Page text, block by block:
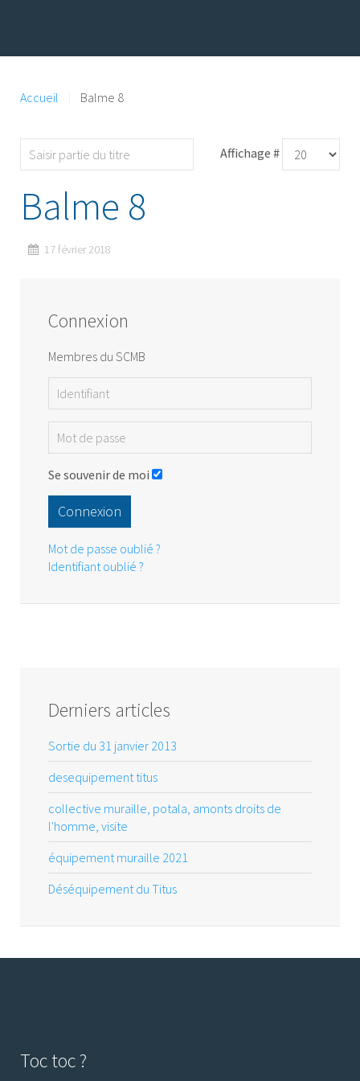
Accueil Balme 8
Affichage #
Balme 8
17 février 2018
Connexion
Membres du SCMB
Se souvenir de moi
Connexion
Mot de passe oublié ?
Identifiant oublié ?
Derniers articles
Sortie du 31 janvier 2013
desequipement titus
collective muraille, potala, amonts droits de
l'homme, visite
équipement muraille 2021
Déséquipement du Titus
Toc toc ?